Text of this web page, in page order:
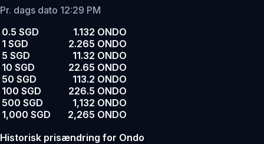
Pr. dags dato 12:29 PM
0.5 SGD
1.132 ONDO
1 SGD
2.265 ONDO
5 SGD
11.32 ONDO
10 SGD
22.65 ONDO
50 SGD
113.2 ONDO
100 SGD
226.5 ONDO
500 SGD
1,132 ONDO
1,000 SGD
2,265 ONDO
Historisk prisændring for Ondo